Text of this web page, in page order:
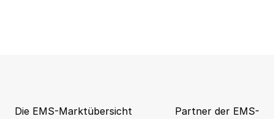
Die EMS-Marktübersicht
Partner der EMS-